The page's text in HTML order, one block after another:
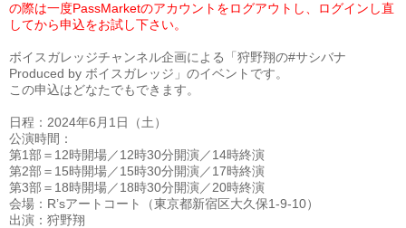
の際は一度PassMarketのアカウントをログアウトし、ログインし直
してから申込をお試し下さい。
ボイスガレッジチャンネル企画による「狩野翔の#サシバナ
Produced by ボイスガレッジ」のイベント です。
この申込はどなたでもできます。
日程：2024年6月1日（土）
公演時間：
第1部＝12時開場／12時30分開演／14時終演
第2部＝15時開場／15時30分開演／17時終演
第3部＝18時開場／18時30分開演／20時終演
会場：R’sアートコート（東京都新宿区大久保1-9-10）
出演：狩野翔